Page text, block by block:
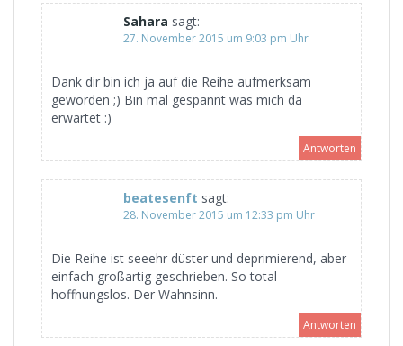
Sahara sagt:
27. November 2015 um 9:03 pm Uhr
Dank dir bin ich ja auf die Reihe aufmerksam
geworden ;) Bin mal gespannt was mich da
erwartet :)
Antworten
beatesenft sagt:
28. November 2015 um 12:33 pm Uhr
Die Reihe ist seeehr düster und deprimierend, aber
einfach großartig geschrieben. So total
hoffnungslos. Der Wahnsinn.
Antworten